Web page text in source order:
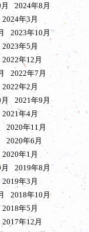
2024年8月
2024年3月
2023年10月
2023年5月
2022年12月
2022年7月
2022年2月
2021年9月
2021年4月
2020年11月
2020年6月
2020年1月
2019年8月
2019年3月
2018年10月
2018年5月
2017年12月